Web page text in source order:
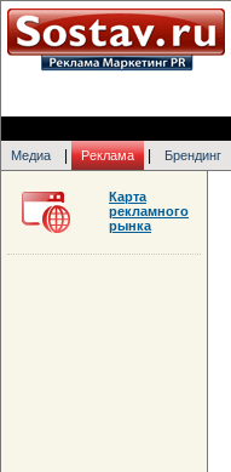
Медиа Реклама Брендинг
Карта
рекламного
рынка